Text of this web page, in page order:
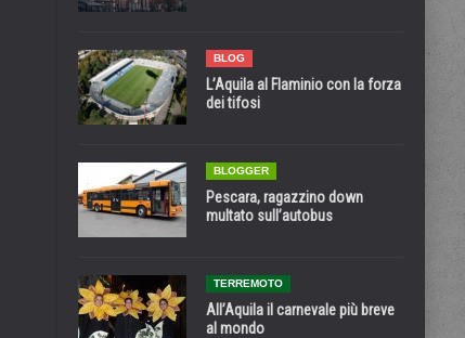
BLOG
L’Aquila al Flaminio con la forza
dei tifosi
BLOGGER
Pescara, ragazzino down
multato sull’autobus
TERREMOTO
All’Aquila il carnevale più breve
al mondo